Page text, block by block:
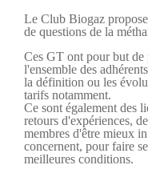
Le Club Biogaz
de questions de la
Ces GT ont pour but de
l'ensemble des
la définition ou les
tarifs notamment.
Ce sont également des
retours d'expériences,
membres d'être mieux
concernent, pour faire
meilleures conditions.